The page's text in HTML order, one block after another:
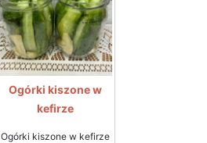
Ogórki kiszone w
kefirze
Ogórki kiszone w kefirze